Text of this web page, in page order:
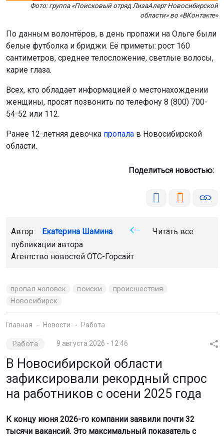
Фото: группа «Поисковый отряд ЛизаАлерт Новосибирской
области» во «ВКонтакте»
По данным волонтёров, в день пропажи на Ольге были
белые футболка и бриджи. Её приметы: рост 160
сантиметров, среднее телосложение, светлые волосы,
карие глаза.
Всех, кто обладает информацией о местонахождении
женщины, просят позвонить по телефону 8 (800) 700-
54-52 или 112.
Ранее 12-летняя девочка пропала в Новосибирской
области.
Поделиться новостью:
Автор: Екатерина Шамина
Читать все
публикации автора
Агентство новостей ОТС-Горсайт
пропал человек поиски
происшествия
Новосибирск
Главная Новости Работа
Работа 9 августа 2026 - 12:46
В Новосибирской области
зафиксировали рекордный спрос
на работников с осени 2025 года
К концу июня 2026-го компании заявили почти 32
тысячи вакансий. Это максимальный показатель с